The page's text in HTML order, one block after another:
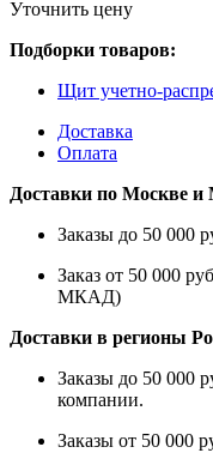
Уточнить цену
Подборки товаров:
Щит учетно-
Доставка
Оплата
Доставки по Москве и
Заказы до 50 000
Заказ от 50 000
МКАД)
Доставки в регионы
Заказы до 50 000
компании.
Заказы от 50